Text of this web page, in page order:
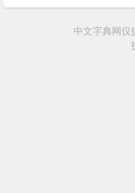
中文字典网仅